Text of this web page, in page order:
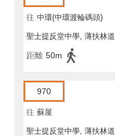
往 中環(中環渡輪碼頭)
聖士提反堂中學, 薄扶林道
距離 50m
970
往 蘇屋
聖士提反堂中學, 薄扶林道